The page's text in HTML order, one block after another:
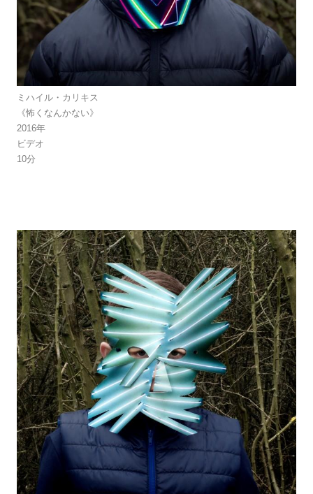
ミハイル・カリキス
《怖くなんかない》
2016年
ビデオ
10分